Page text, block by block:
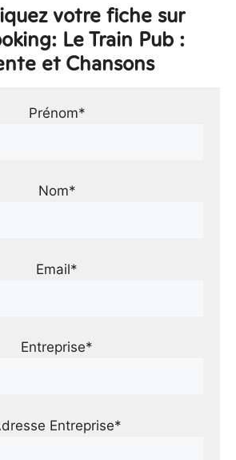
votre fiche sur
Le Train Pub :
et Chansons
Prénom*
Nom*
Email*
Entreprise*
Entreprise*